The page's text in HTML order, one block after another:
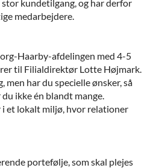
stor kundetilgang, og har derfor
medarbejdere.
Haarby-afdelingen med 4-5
til Filialdirektør Lotte Højmark.
har du specielle ønsker, så
ikke én blandt mange.
i et lokalt miljø, hvor relationer
portefølje, som skal plejes